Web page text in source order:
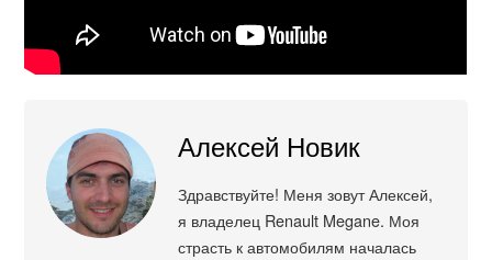
Алексей Новик
Здравствуйте! Меня зовут Алексей,
я владелец Renault Megane. Моя
страсть к автомобилям началась